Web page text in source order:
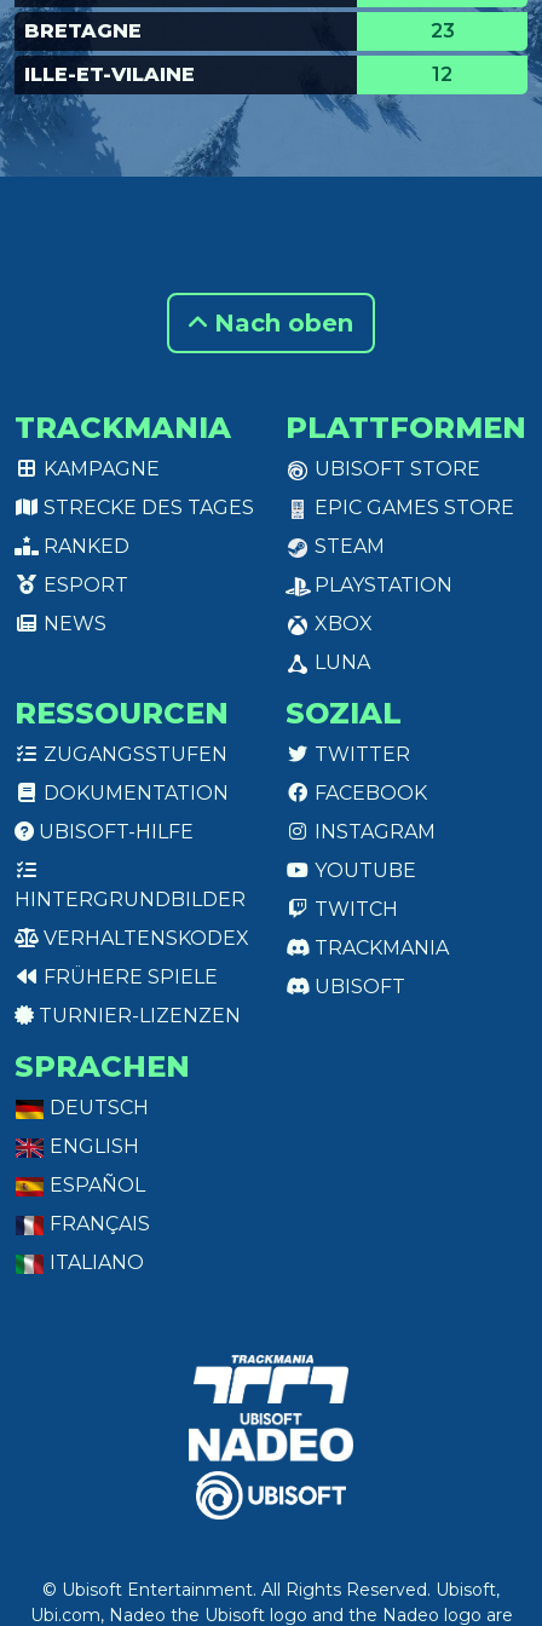
BRETAGNE
23
ILLE-ET-VILAINE
12
Nach oben
TRACKMANIA
KAMPAGNE
STRECKE DES TAGES
RANKED
ESPORT
NEWS
PLATTFORMEN
UBISOFT STORE
EPIC GAMES STORE
STEAM
PLAYSTATION
XBOX
LUNA
RESSOURCEN
ZUGANGSSTUFEN
DOKUMENTATION
UBISOFT-HILFE
HINTERGRUNDBILDER
VERHALTENSKODEX
FRÜHERE SPIELE
TURNIER-LIZENZEN
SOZIAL
TWITTER
FACEBOOK
INSTAGRAM
YOUTUBE
TWITCH
TRACKMANIA
UBISOFT
SPRACHEN
DEUTSCH
ENGLISH
ESPAÑOL
FRANÇAIS
ITALIANO
© Ubisoft Entertainment. All Rights Reserved. Ubisoft,
Ubi.com, Nadeo the Ubisoft logo and the Nadeo logo are